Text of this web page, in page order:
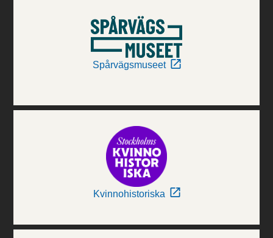
Spårvägsmuseet
Kvinnohistoriska